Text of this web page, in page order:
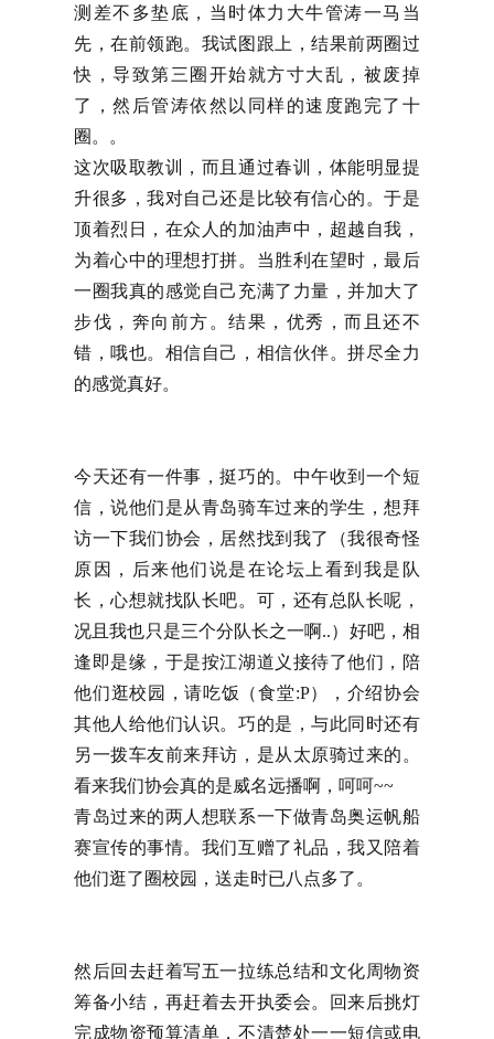
测差不多垫底，当时体力大牛管涛一马当
先，在前领跑。我试图跟上，结果前两圈过
快，导致第三圈开始就方寸大乱，被废掉
了，然后管涛依然以同样的速度跑完了十
圈。。
这次吸取教训，而且通过春训，体能明显提
升很多，我对自己还是比较有信心的。于是
顶着烈日，在众人的加油声中，超越自我，
为着心中的理想打拼。当胜利在望时，最后
一圈我真的感觉自己充满了力量，并加大了
步伐，奔向前方。结果，优秀，而且还不
错，哦也。相信自己，相信伙伴。拼尽全力
的感觉真好。
今天还有一件事，挺巧的。中午收到一个短
信，说他们是从青岛骑车过来的学生，想拜
访一下我们协会，居然找到我了（我很奇怪
原因，后来他们说是在论坛上看到我是队
长，心想就找队长吧。可，还有总队长呢，
况且我也只是三个分队长之一啊..）好吧，相
逢即是缘，于是按江湖道义接待了他们，陪
他们逛校园，请吃饭（食堂:P），介绍协会
其他人给他们认识。巧的是，与此同时还有
另一拨车友前来拜访，是从太原骑过来的。
看来我们协会真的是威名远播啊，呵呵~~
青岛过来的两人想联系一下做青岛奥运帆船
赛宣传的事情。我们互赠了礼品，我又陪着
他们逛了圈校园，送走时已八点多了。
然后回去赶着写五一拉练总结和文化周物资
筹备小结，再赶着去开执委会。回来后挑灯
完成物资预算清单，不清楚处一一短信或电